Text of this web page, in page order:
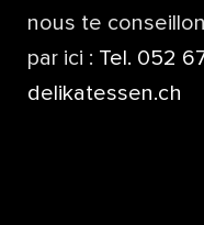
nous te
par ici : Tel. 052
delikatessen.ch